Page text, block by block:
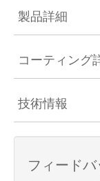
製品詳細
コーティング
技術情報
フィード